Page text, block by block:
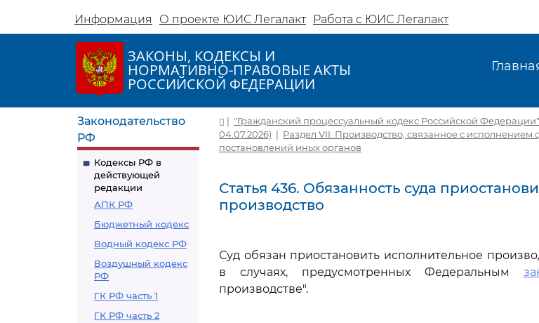
Информация О проекте ЮИС Легалакт Работа с ЮИС Легалакт
ЗАКОНЫ, КОДЕКСЫ И
НОРМАТИВНО-ПРАВОВЫЕ АКТЫ
РОССИЙСКОЙ ФЕДЕРАЦИИ
Законодательство
РФ
Кодексы РФ в
действующей
редакции
АПК РФ
Бюджетный кодекс
Водный кодекс РФ
Воздушный кодекс
РФ
ГК РФ часть 1
ГК РФ часть 2
| "Гражданский процессуальный кодекс Российской Федерации"
04.07.2026) | Раздел VII. Производство, связанное с исполнением
постановлений иных органов
Статья 436. Обязанность суда
производство
Суд обязан приостановить исполнительное
в случаях, предусмотренных Федеральным
производстве".